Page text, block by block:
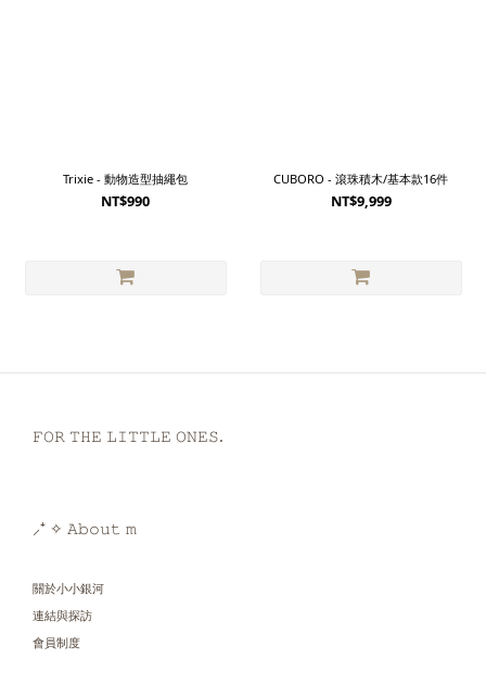
Trixie - 動物造型抽繩包
NT$990
CUBORO - 滾珠積木/基本款16件
NT$9,999
𝙵𝙾𝚁 𝚃𝙷𝙴 𝙻𝙸𝚃𝚃𝙻𝙴 𝙾𝙽𝙴𝚂.
⸝⁺ ✧ 𝙰𝚋𝚘𝚞𝚝 𝚖
關於小小銀河
連結與探訪
會員制度